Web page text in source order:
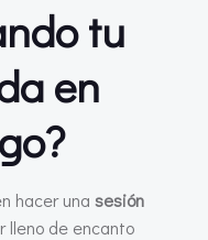
tu
en
hacer una sesión
lleno de encanto